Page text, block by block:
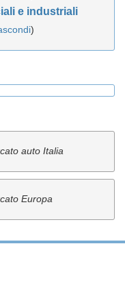
e industriali
)
auto Italia
Europa